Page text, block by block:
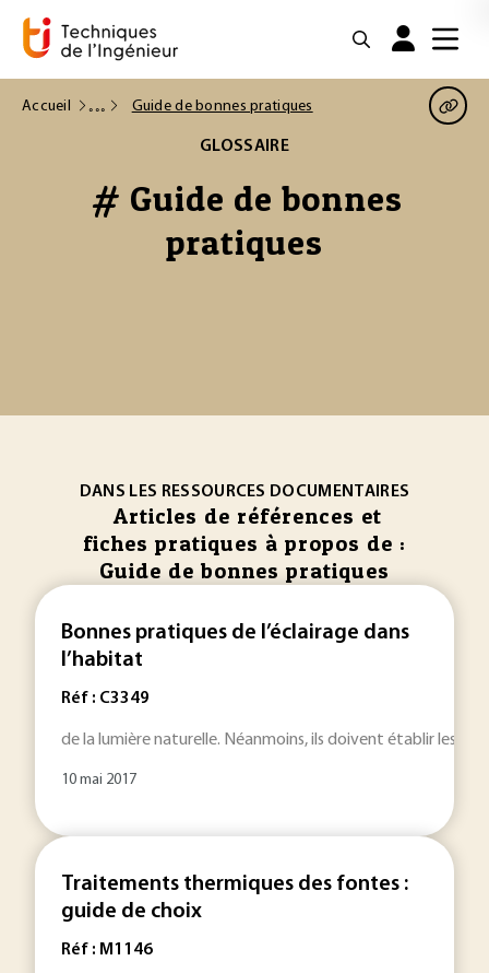
Accueil Guide de bonnes pratiques
GLOSSAIRE
# Guide de bonnes
pratiques
DANS LES RESSOURCES DOCUMENTAIRES
Articles de références et
fiches pratiques à propos de :
Guide de bonnes pratiques
Bonnes pratiques de l’éclairage dans
l’habitat
Réf : C3349
de la lumière naturelle. Néanmoins, ils doivent établir les
10 mai 2017
Traitements thermiques des fontes :
guide de choix
Réf : M1146